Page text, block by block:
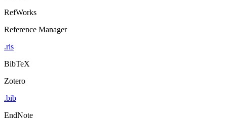
RefWorks
Reference Manager
.ris
BibTeX
Zotero
.bib
EndNote